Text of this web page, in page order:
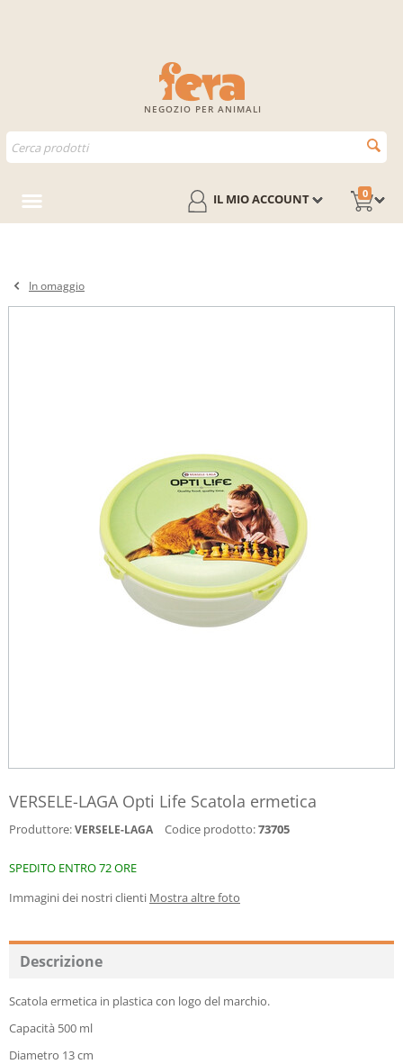
NEGOZIO PER ANIMALI
0
IL MIO ACCOUNT
In omaggio
VERSELE-LAGA Opti Life Scatola ermetica
Produttore:VERSELE-LAGA Codice prodotto:73705
SPEDITO ENTRO 72 ORE
Immagini dei nostri clienti Mostra altre foto
Descrizione
Scatola ermetica in plastica con logo del marchio.
Capacità 500 ml
Diametro 13 cm